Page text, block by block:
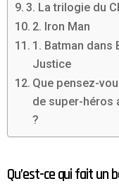
3. La trilogie du
2. Iron Man
1. Batman dans
Justice
Que pensez-
de super-héros
?
Qu’est-ce qui fait un